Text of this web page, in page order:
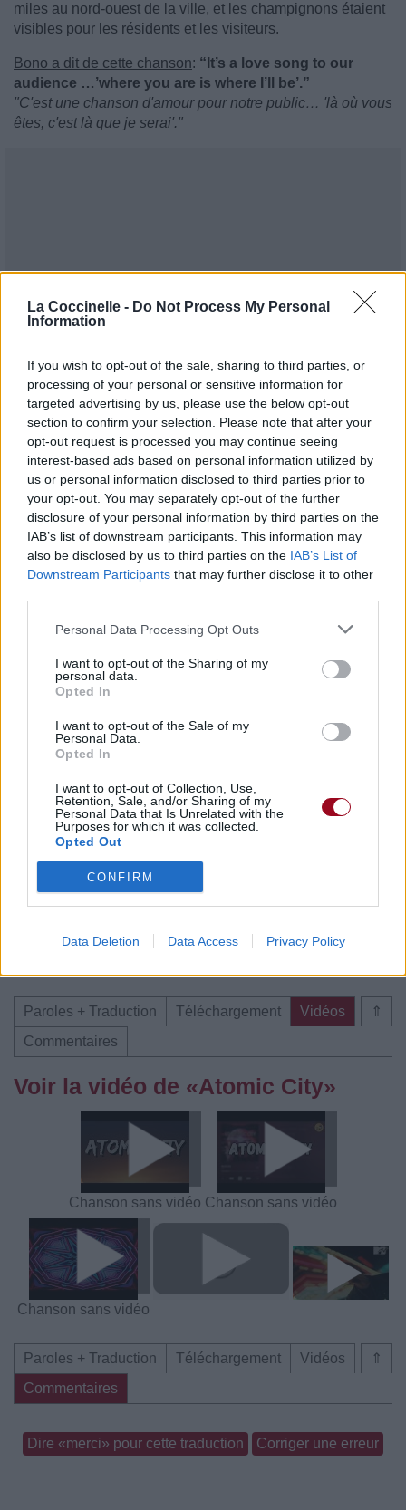
La Coccinelle - Do Not Process My Personal
Information
If you wish to opt-out of the sale, sharing to third parties, or
processing of your personal or sensitive information for
targeted advertising by us, please use the below opt-out
section to confirm your selection. Please note that after your
opt-out request is processed you may continue seeing
interest-based ads based on personal information utilized by
us or personal information disclosed to third parties prior to
your opt-out. You may separately opt-out of the further
disclosure of your personal information by third parties on the
IAB’s list of downstream participants. This information may
also be disclosed by us to third parties on the IAB’s List of
Downstream Participants that may further disclose it to other
Personal Data Processing Opt Outs
I want to opt-out of the Sharing of my
personal data.
Opted In
I want to opt-out of the Sale of my
Personal Data.
Opted In
I want to opt-out of Collection, Use,
Retention, Sale, and/or Sharing of my
Personal Data that Is Unrelated with the
Purposes for which it was collected.
Opted Out
CONFIRM
Data Deletion Data Access Privacy Policy
miles au nord-ouest de la ville, et les champignons étaient
visibles pour les résidents et les visiteurs.
Bono a dit de cette chanson: “It’s a love song to our
audience …’where you are is where I’ll be’.”
"C'est une chanson d'amour pour notre public… 'là où vous
êtes, c'est là que je serai'."
Publié parVisa 247824 5 5 7 le 2 octobre 2023 à
Chanteurs : U2
Albums :Atomic City [Single]
Paroles + Traduction Téléchargement
Vidéos
Pour prolonger le plaisir musical :
Vous aimez chanter, apprenez la guitare chez
Télécharger légalement les MP3 sur
Télécharger légalement les MP3 ou trouver le CD sur
Trouver des vinyles et des CD sur
meilleur prix sur
⇑
Paroles + Traduction Téléchargement
Vidéos
Commentaires
Voir la vidéo de «Atomic City»
Chanson sans vidéo Chanson sans vidéo
Chanson sans vidéo
⇑
Paroles + Traduction Téléchargement
Vidéos
Commentaires
Dire «merci» pour cette traduction Corriger une erreur